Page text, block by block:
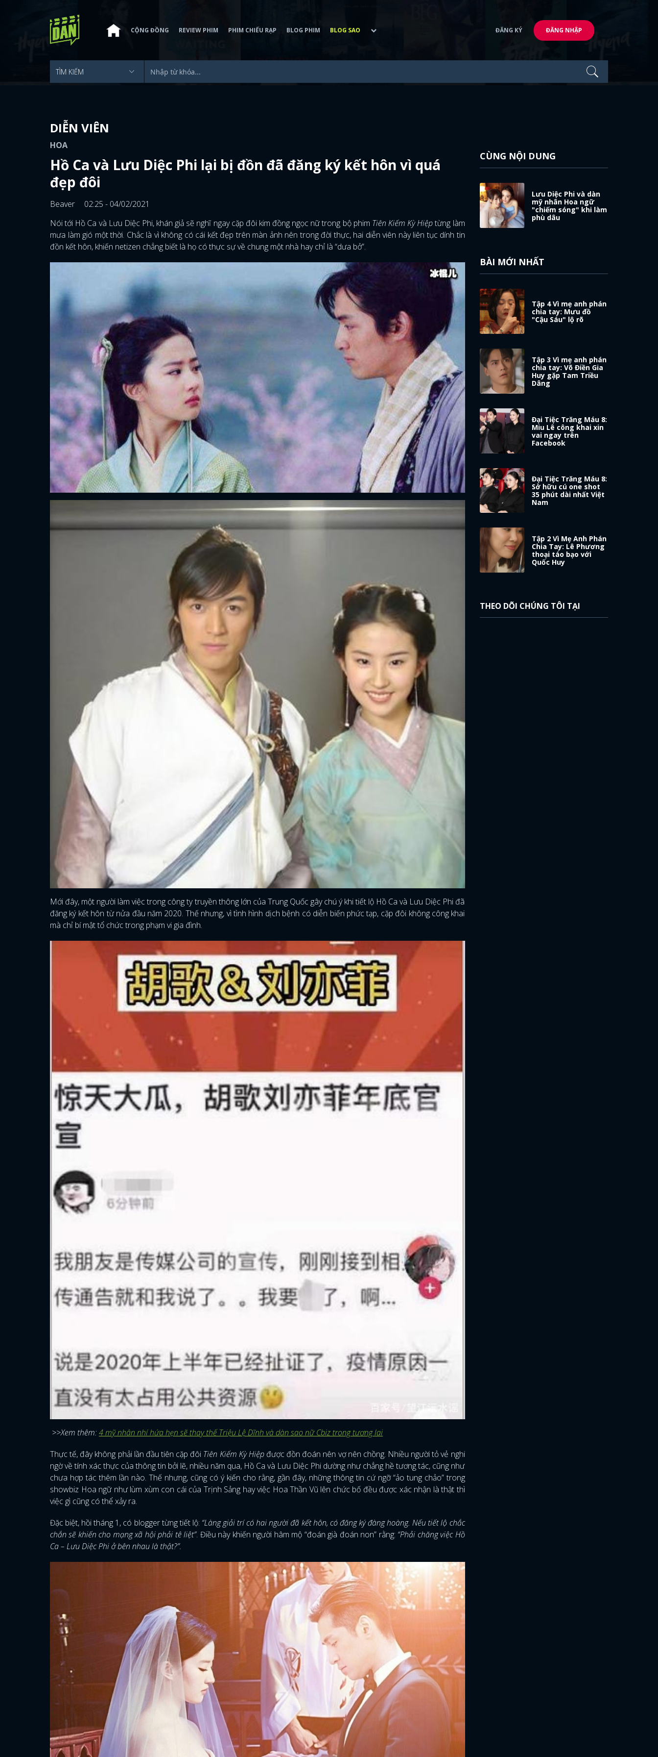
ĐĂNG NHẬP
CỘNG ĐỒNG REVIEW PHIM PHIM CHIẾU RẠP BLOG PHIM BLOG SAO ĐĂNG KÝ ĐĂNG NHẬP
DIỄN VIÊN
HOA
Hồ Ca và Lưu Diệc Phi lại bị đồn đã đăng ký kết hôn vì quá
đẹp đôi
Beaver
02:25 - 04/02/2021
Nói tới Hồ Ca và Lưu Diệc Phi, khán giả sẽ nghĩ ngay cặp đôi kim đồng ngọc nữ trong bộ phim Tiên Kiếm Kỳ Hiệptừng làm
mưa làm gió một thời. Chắc là vì không có cái kết đẹp trên màn ảnh nên trong đời thực, hai diễn viên này liên tục dính tin
đồn kết hôn, khiến netizen chẳng biết là họ có thực sự về chung một nhà hay chỉ là “dưa bở”.
Mới đây, một người làm việc trong công ty truyền thông lớn của Trung Quốc gây chú ý khi tiết lộ Hồ Ca và Lưu Diệc Phi đã
đăng ký kết hôn từ nửa đầu năm 2020. Thế nhưng, vì tình hình dịch bệnh có diễn biến phức tạp, cặp đôi không công khai
mà chỉ bí mật tổ chức trong phạm vi gia đình.
>>Xem thêm:4 mỹ nhân nhí hứa hẹn sẽ thay thế Triệu Lệ Dĩnh và dàn sao nữ Cbiz trong tương lai
Thực tế, đây không phải lần đầu tiên cặp đôi Tiên Kiếm Kỳ Hiệpđược đồn đoán nên vợ nên chồng. Nhiều người tỏ vẻ nghi
ngờ về tính xác thực của thông tin bởi lẽ, nhiều năm qua, Hồ Ca và Lưu Diệc Phi dường như chẳng hề tương tác, cũng như
chưa hợp tác thêm lần nào. Thế nhưng, cũng có ý kiến cho rằng, gần đây, những thông tin cứ ngỡ “ảo tung chảo” trong
showbiz Hoa ngữ như lùm xùm con cái của Trịnh Sảng hay việc Hoa Thần Vũ lên chức bố đều được xác nhận là thật thì
việc gì cũng có thể xảy ra.
Đặc biệt, hồi tháng 1, có blogger từng tiết lộ: “Làng giải trí có hai người đã kết hôn, có đăng ký đàng hoàng. Nếu tiết lộ chắc
chắn sẽ khiến cho mạng xã hội phải tê liệt”. Điều này khiến người hâm mộ “đoán già đoán non” rằng: “Phải chăng việc Hồ
Ca – Lưu Diệc Phi ở bên nhau là thật?”.
CÙNG NỘI DUNG
Lưu Diệc Phi và dàn
mỹ nhân Hoa ngữ
"chiếm sóng" khi làm
phù dâu
BÀI MỚI NHẤT
Tập 4 Vì mẹ anh phán
chia tay: Mưu đồ
"Cậu Sáu" lộ rõ
Tập 3 Vì mẹ anh phán
chia tay: Võ Điền Gia
Huy gặp Tam Triều
Dâng
Đại Tiệc Trăng Máu 8:
Miu Lê công khai xin
vai ngay trên
Facebook
Đại Tiệc Trăng Máu 8:
Sở hữu cú one shot
35 phút dài nhất Việt
Nam
Tập 2 Vì Mẹ Anh Phán
Chia Tay: Lê Phương
thoại táo bạo với
Quốc Huy
THEO DÕI CHÚNG TÔI TẠI